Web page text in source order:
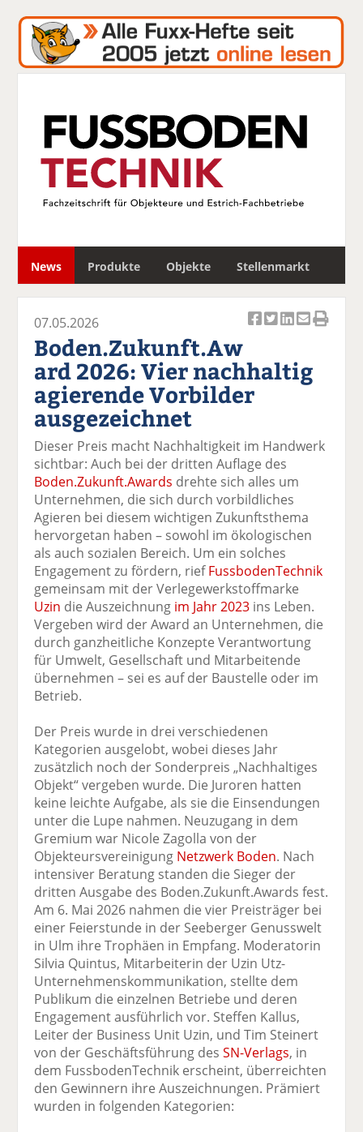
News Produkte Objekte Stellenmarkt
c
k
el
a
F
ac
e
b
o
o
k
te
il
e
n
k
tt
er
n
k
Li
n
k
e
di
n
te
il
e
n
k
el
E
ai
v
er
n
d
e
n
k
el
ck
07.05.2026
Boden.Zukunft.Aw
ard 2026: Vier nachhaltig
agierende Vorbilder
ausgezeichnet
Dieser Preis macht Nachhaltigkeit im Handwerk
sichtbar: Auch bei der dritten Auflage des
Boden.Zukunft.Awards drehte sich alles um
Unternehmen, die sich durch vorbildliches
Agieren bei diesem wichtigen Zukunftsthema
hervorgetan haben – sowohl im ökologischen
als auch sozialen Bereich. Um ein solches
Engagement zu fördern, riefFussbodenTechnik
gemeinsam mit der Verlegewerkstoffmarke
Uzin die Auszeichnung im Jahr 2023 ins Leben.
Vergeben wird der Award an Unternehmen, die
durch ganzheitliche Konzepte Verantwortung
für Umwelt, Gesellschaft und Mitarbeitende
übernehmen – sei es auf der Baustelle oder im
Betrieb.
Der Preis wurde in drei verschiedenen
Kategorien ausgelobt, wobei dieses Jahr
zusätzlich noch der Sonderpreis „Nachhaltiges
Objekt“ vergeben wurde. Die Juroren hatten
keine leichte Aufgabe, als sie die Einsendungen
unter die Lupe nahmen. Neuzugang in dem
Gremium war Nicole Zagolla von der
Objekteursvereinigung Netzwerk Boden. Nach
intensiver Beratung standen die Sieger der
dritten Ausgabe des Boden.Zukunft.Awards fest.
Am 6. Mai 2026 nahmen die vier Preisträger bei
einer Feierstunde in der Seeberger Genusswelt
in Ulm ihre Trophäen in Empfang. Moderatorin
Silvia Quintus, Mitarbeiterin der Uzin Utz-
Unternehmenskommunikation, stellte dem
Publikum die einzelnen Betriebe und deren
Engagement ausführlich vor. Steffen Kallus,
Leiter der Business Unit Uzin, und Tim Steinert
von der Geschäftsführung desSN-Verlags, in
dem FussbodenTechnik erscheint, überreichten
den Gewinnern ihre Auszeichnungen. Prämiert
wurden in folgenden Kategorien: